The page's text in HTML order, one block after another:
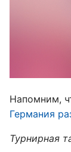
Напомним,
Германия
Турнирная